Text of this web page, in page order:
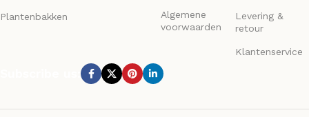
Plantenbakken
Algemene
voorwaarden
Levering &
retour
Klantenservice